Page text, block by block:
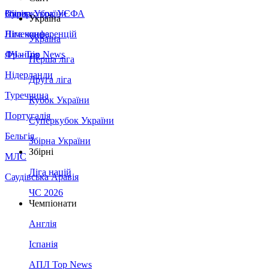
Збірна України
Італія
Німеччина
Франція
Нідерланди
Туреччина
Португалія
Бельгія
МЛС
Саудівська Аравія
Суперкубок УЄФА
Ліга конференцій
ЛЧ - Top News
Україна
Україна
Перша ліга
Друга ліга
Кубок України
Суперкубок України
Збірна України
Збірні
Ліга націй
ЧС 2026
Чемпіонати
Англія
Іспанія
АПЛ Top News